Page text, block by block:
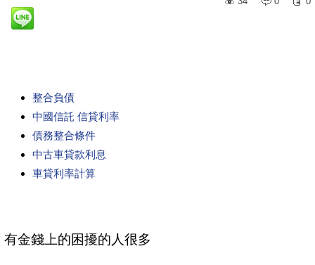
整合負債
中國信託 信貸利率
債務整合條件
中古車貸款利息
車貸利率計算
有金錢上的困擾的人很多